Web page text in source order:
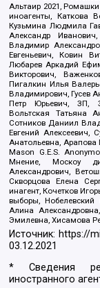
Альтаир 2021,
иноагенты, Каткова
Кузьмина Людмила
Александр
Владимир
Евгеньевич, Ковин
Любарев Аркадий
Викторович,
Пигалкин Илья
Владимирович, Гусев
Петр Юрьевич, ЗП,
Вольтская Татьяна
Сотников Даниил
Евгений Алексеевич,
Анатольевна,
Mason G.E.S.
Мнение, Москоу
Александрович,
Скворцова Елена
инагент, Кочетков
выборы, Нобелевский
Алина
Эмилевна, Хисамова
Источник: https://
03.12.2021
* Сведения
иностранного